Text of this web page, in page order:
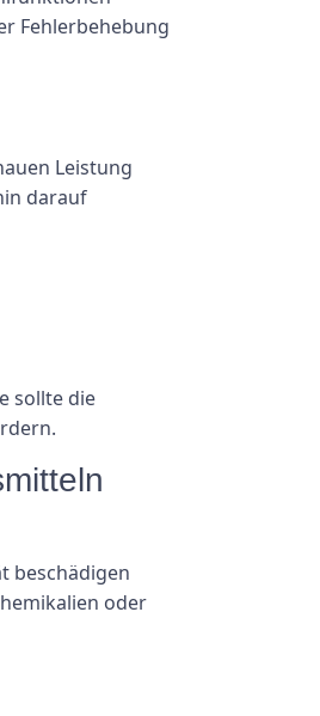
Fehlerbehebung
Leistung
darauf
sollte die
beschädigen
oder